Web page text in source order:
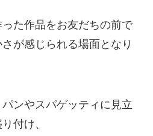
た作品をお友だちの前で
が感じられる場面となり
パンやスパゲッティに見立
付け、